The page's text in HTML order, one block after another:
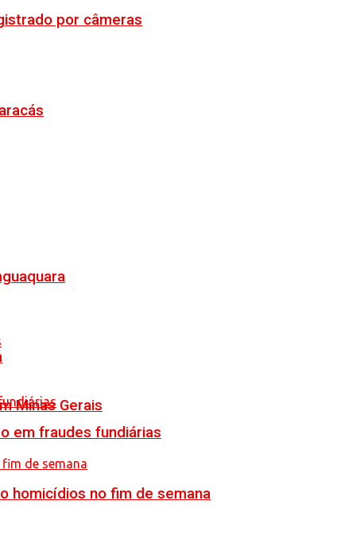
por câmeras
Minas Gerais
em fraudes fundiárias
homicídios no fim de semana